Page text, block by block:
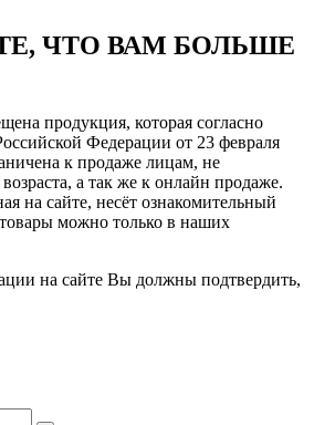
ЧТО ВАМ БОЛЬШЕ
продукция, которая согласно
Федерации от 23 февраля
к продаже лицам, не
а так же к онлайн продаже.
на сайте, несёт ознакомительный
можно только в наших
на сайте Вы должны подтвердить,